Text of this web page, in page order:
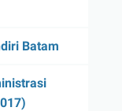
Batam